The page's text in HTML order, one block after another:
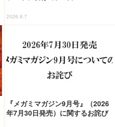
2026.8.7
『メガミマガジン9月号』（2026
年7月30日発売）に関するお詫び